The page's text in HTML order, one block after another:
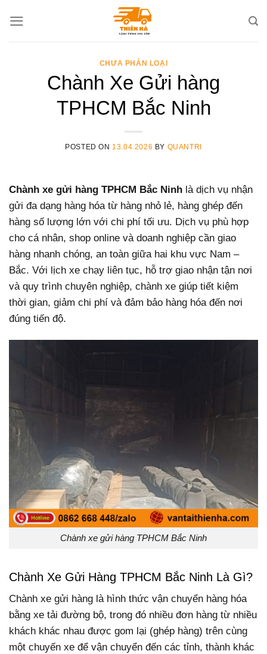
CHƯA PHÂN LOẠI
Chành Xe Gửi hàng
TPHCM Bắc Ninh
POSTED ON 13.04.2026 BY QUANTRI
Chành xe gửi hàng TPHCM Bắc Ninh là dịch vụ nhận
gửi đa dạng hàng hóa từ hàng nhỏ lẻ, hàng ghép đến
hàng số lượng lớn với chi phí tối ưu. Dịch vụ phù hợp
cho cá nhân, shop online và doanh nghiệp cần giao
hàng nhanh chóng, an toàn giữa hai khu vực Nam –
Bắc. Với lịch xe chạy liên tục, hỗ trợ giao nhận tận nơi
và quy trình chuyên nghiệp, chành xe giúp tiết kiệm
thời gian, giảm chi phí và đảm bảo hàng hóa đến nơi
đúng tiến độ.
Chành xe gửi hàng TPHCM Bắc Ninh
Chành Xe Gửi Hàng TPHCM Bắc Ninh Là Gì?
Chành xe gửi hàng là hình thức vận chuyển hàng hóa
bằng xe tải đường bộ, trong đó nhiều đơn hàng từ nhiều
khách khác nhau được gom lại (ghép hàng) trên cùng
một chuyến xe để vận chuyển đến các tỉnh, thành khác